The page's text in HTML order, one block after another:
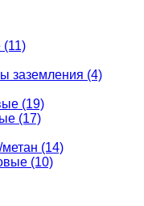
(11)
заземления (4)
(19)
(17)
(14)
(10)